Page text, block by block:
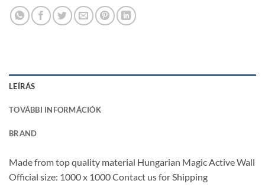
LEÍRÁS
TOVÁBBI INFORMÁCIÓK
BRAND
Made from top quality material Hungarian Magic Active Wall
Official size: 1000 x 1000 Contact us for Shipping